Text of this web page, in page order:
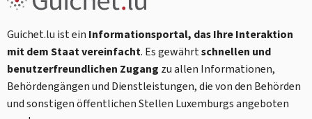
Guichet.lu ist ein Informationsportal, das Ihre Interaktion
mit dem Staat vereinfacht. Es gewährtschnellen und
benutzerfreundlichen Zugang zu allen Informationen,
Behördengängen und Dienstleistungen, die von den Behörden
und sonstigen öffentlichen Stellen Luxemburgs angeboten